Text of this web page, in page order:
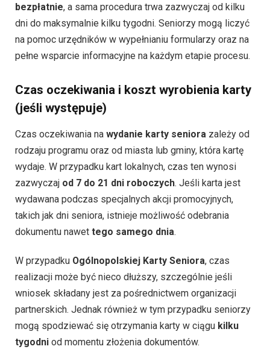
bezpłatnie, a sama procedura trwa zazwyczaj od kilku
dni do maksymalnie kilku tygodni. Seniorzy mogą liczyć
na pomoc urzędników w wypełnianiu formularzy oraz na
pełne wsparcie informacyjne na każdym etapie procesu.
Czas oczekiwania i koszt wyrobienia karty
(jeśli występuje)
Czas oczekiwania na wydanie karty seniora zależy od
rodzaju programu oraz od miasta lub gminy, która kartę
wydaje. W przypadku kart lokalnych, czas ten wynosi
zazwyczaj od 7 do 21 dni roboczych. Jeśli karta jest
wydawana podczas specjalnych akcji promocyjnych,
takich jak dni seniora, istnieje możliwość odebrania
dokumentu nawet tego samego dnia.
W przypadku Ogólnopolskiej Karty Seniora, czas
realizacji może być nieco dłuższy, szczególnie jeśli
wniosek składany jest za pośrednictwem organizacji
partnerskich. Jednak również w tym przypadku seniorzy
mogą spodziewać się otrzymania karty w ciągu kilku
tygodni od momentu złożenia dokumentów.